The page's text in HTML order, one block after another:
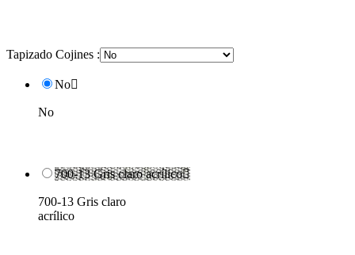
Tapizado Cojines :
No
No
700-13 Gris claro acrílico
700-13 Gris claro
acrílico